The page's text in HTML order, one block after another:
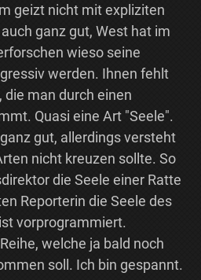
geizt nicht mit expliziten
ganz gut, West hat im
wieso seine
werden. Ihnen fehlt
man durch einen
Quasi eine Art "Seele".
gut, allerdings versteht
nicht kreuzen sollte. So
die Seele einer Ratte
Reporterin die Seele des
vorprogrammiert.
welche ja bald noch
soll. Ich bin gespannt.